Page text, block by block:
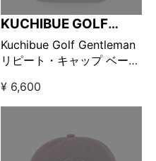
KUCHIBUE GOLF
GENTLEMAN
Kuchibue Golf Gentleman
リピート・キャップ ベージ
¥ 6,600